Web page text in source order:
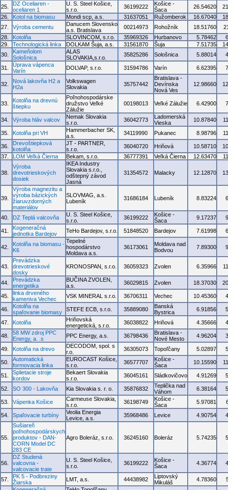
25.
DZ Oceliaren -
oceliaren 1
U. S. Steel Košice,
s.r.o.
36199222
Košice -
Šaca
26.54620
26.
Kotol na biomasu Mondi scp, a.s. 31637051 Ružomberok 16.67040
27.
Výroba cementu
Danucem Slovensko
a.s. Bratislava
00214973 Rohožník 18.51760
28.
Kotolňa SLOVINCOM, s.r.o. 35969326 Hurbanovo 5.78462
29.
Technologická linka DOLKAM Šuja, a.s. 31561870 Šuja 7.51735
30.
Kameňolom
Sološnica
ALAS
SLOVAKIA,s.r.o.
35825286 Sološnica 5.88014
31.
Úprava vápenca
Varín
DOLVAP, s.r.o. 31594786 Varín 6.62395
32.
Nová lakovňa H2 a
H2a
Volkswagen
Slovakia
35757442
Bratislava -
Devínska
Nová Ves
12.98660
33.
Kotolňa na drevnú
štiepku
Poľnohospodárske
družstvo Veľké
Zálužie
00198013 Veľké Zálužie 6.42900
34. Výroba hláv valcov
Nemak Slovakia
s.r.o.
36042773
Ladomerská
Vieska
10.87840
35. Kotolňa pri VH
Hammerbacher SK,
a.s.
34119990 Pukanec 8.98796
36.
Drevoštiepková
kotolňa
JT - PARTNER,
s.r.o.
36040720 Hriňová 10.58710
37.
LOM Veľká Čierna Bekam, s.r.o. 36777391 Veľká Čierna 12.63470
38.
Výroba
drevotrieskových
dosiek
IKEA Industry
Slovakia s.r.o.,
odštepný závod
Jasná
31354572 Malacky 12.12870
39.
Výroba magnezitu a
výroba bázických
žiaruvzdorných
materiálov
SLOVMAG, a.s.
Lubeník
31686184 Lubeník 8.83224
40. DZ Teplá valcovňa
U. S. Steel Košice,
s.r.o.
36199222
Košice -
Šaca
9.17237
41.
Kogeneračná
jednotka Bardejov
TeHo Bardejov, s.r.o. 51848520 Bardejov 7.61998
42.
Kotolňa na biomasu -
K6
Tepelné
hospodárstvo
Moldava a.s.
36173061
Moldava nad
Bodvou
7.89300
43.
Prevádzka
drevotrieskové
dosky
KRONOSPAN, s.r.o. 36059323 Zvolen 6.35966
44.
Prevádzka
energetika
BUČINA ZVOLEN,
a.s.
36029815 Zvolen 18.37030
45.
linka drveného
kameniva Vechec
VSK MINERAL s.r.o. 36706311 Vechec 10.45360
46.
Kotolňa na
spaľovanie biomasy
STEFE ECB, s.r.o. 35889080
Banská
Bystrica
6.91856
47. Kotolňa
Hriňovská
energetická, s.r.o.
36038822 Hriňová 4.35666
48.
58 MW zdroj PPC
Energy, a. .s
PPC Energy, a.s. 36798436
Bratislava -
Nové Mesto
4.96204
49. Kotolňa na drevo
DECODOM, spol. s
r.o.
36305073 Topoľčany 5.02897
50.
Automatická
formovacia linka
EUROCAST Košice,
s.r.o.
36577707
Košice -
Šaca
10.15590
51.
Splietacie stroje
kordov
Bekaert Slovakia
s.r.o.
36045161 Sládkovičovo 4.91269
52. SO 300 - Lakovňa Kia Slovakia s. r. o. 35876832
Teplička nad
Váhom
6.38164
53. Vápenka Košice
Carmeuse Slovakia,
s.r.o.
36198749
Košice -
Šaca
5.97081
54. Spaľovacie turbíny
Veolia Energia
Levice, a.s.
35968486 Levice 4.90754
55.
Sušiareň
poľnohospodárskych
produktov - DAN-
CORN Model DC
283 CE
Agro Boleráz, s.r.o. 36245160 Boleráz 5.74235
56.
DZ Studená
valcovna -
valcovacie trate
U. S. Steel Košice,
s.r.o.
36199222
Košice -
Šaca
4.36774
57.
PK 5 - Podbreziny
Žiarska
LMT, a.s. 44438982
Liptovský
Mikuláš
4.78360